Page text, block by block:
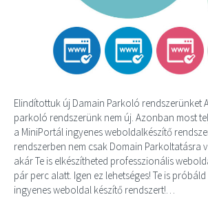
Elindítottuk új Damain Parkoló rendszerünket
parkoló rendszerünk nem új. Azonban most
a MiniPortál ingyenes weboldalkészítő
rendszerben nem csak Domain Parkoltatásra
akár Te is elkészítheted professzionális
pár perc alatt. Igen ez lehetséges! Te is
ingyenes weboldal készítő rendszert!…